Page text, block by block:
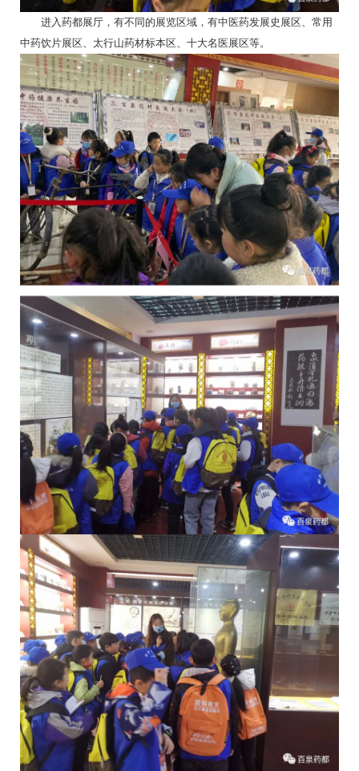
进入药都展厅，有不同的展览区域，有中医药发展史展区、常用
中药饮片展区、太行山药材标本区、十大名医展区等。